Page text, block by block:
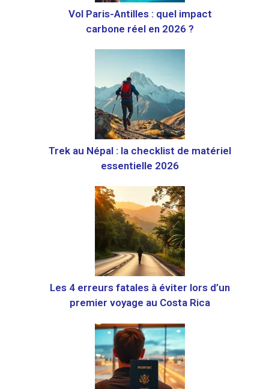
Vol Paris-Antilles : quel impact
carbone réel en 2026 ?
Trek au Népal : la checklist de matériel
essentielle 2026
Les 4 erreurs fatales à éviter lors d’un
premier voyage au Costa Rica